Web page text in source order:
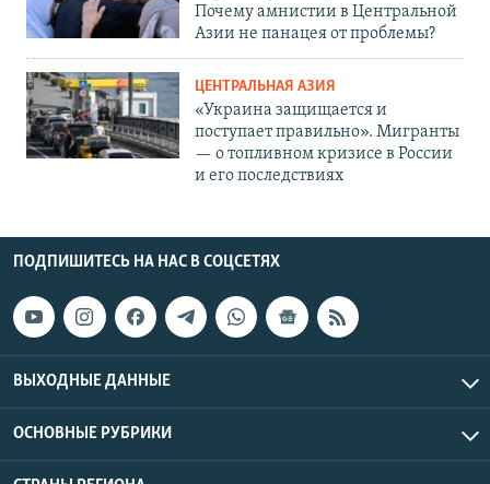
Почему амнистии в Центральной
Азии не панацея от проблемы?
ЦЕНТРАЛЬНАЯ АЗИЯ
«Украина защищается и
поступает правильно». Мигранты
— о топливном кризисе в России
и его последствиях
ПОДПИШИТЕСЬ НА НАС В СОЦСЕТЯХ
ВЫХОДНЫЕ ДАННЫЕ
ОСНОВНЫЕ РУБРИКИ